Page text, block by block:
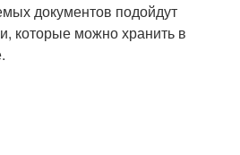
документов подойдут
которые можно хранить в